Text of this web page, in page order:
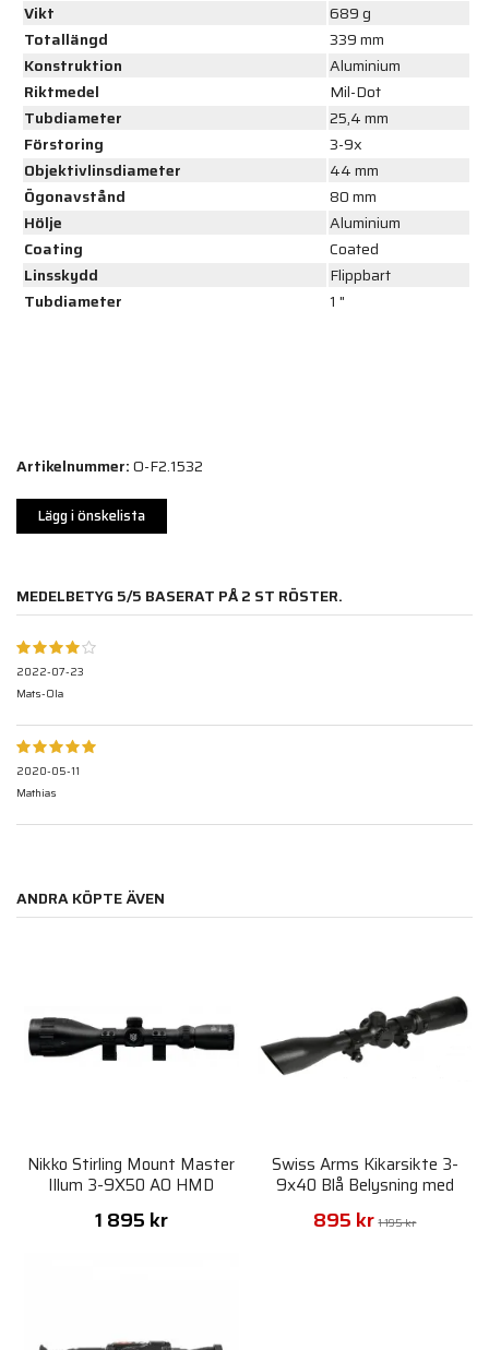
Vikt
689 g
Totallängd
339 mm
Konstruktion
Aluminium
Riktmedel
Mil-Dot
Tubdiameter
25,4 mm
Förstoring
3-9x
Objektivlinsdiameter
44 mm
Ögonavstånd
80 mm
Hölje
Aluminium
Coating
Coated
Linsskydd
Flippbart
Tubdiameter
1 "
Artikelnummer:O-F2.1532
Lägg i önskelista
MEDELBETYG 5/5 BASERAT PÅ2 ST RÖSTER.
2022-07-23
Mats-Ola
2020-05-11
Mathias
ANDRA KÖPTE ÄVEN
Nikko Stirling Mount Master
Illum 3-9X50 AO HMD
1 895 kr
Swiss Arms Kikarsikte 3-
9x40 Blå Belysning med
Ringar
895 kr 1 195 kr